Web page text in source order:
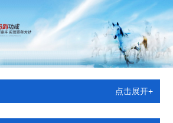
点击展开+